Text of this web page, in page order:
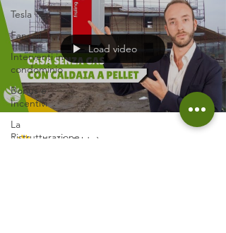
Tesla
Fancoil
Interventi in
condominio
Bonus e
Incentivi
La
Ristrutturazione
Load video
Davide Calabrò